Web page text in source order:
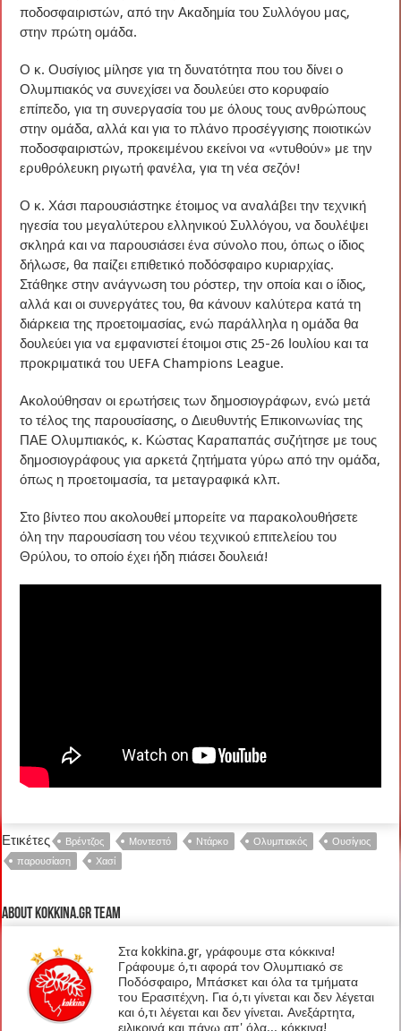
ποδοσφαιριστών, από την Ακαδημία του Συλλόγου μας,
στην πρώτη ομάδα.
Ο κ. Ουσίγιος μίλησε για τη δυνατότητα που του δίνει ο
Ολυμπιακός να συνεχίσει να δουλεύει στο κορυφαίο
επίπεδο, για τη συνεργασία του με όλους τους ανθρώπους
στην ομάδα, αλλά και για το πλάνο προσέγγισης ποιοτικών
ποδοσφαιριστών, προκειμένου εκείνοι να «ντυθούν» με την
ερυθρόλευκη ριγωτή φανέλα, για τη νέα σεζόν!
Ο κ. Χάσι παρουσιάστηκε έτοιμος να αναλάβει την τεχνική
ηγεσία του μεγαλύτερου ελληνικού Συλλόγου, να δουλέψει
σκληρά και να παρουσιάσει ένα σύνολο που, όπως ο ίδιος
δήλωσε, θα παίζει επιθετικό ποδόσφαιρο κυριαρχίας.
Στάθηκε στην ανάγνωση του ρόστερ, την οποία και ο ίδιος,
αλλά και οι συνεργάτες του, θα κάνουν καλύτερα κατά τη
διάρκεια της προετοιμασίας, ενώ παράλληλα η ομάδα θα
δουλεύει για να εμφανιστεί έτοιμοι στις 25-26 Ιουλίου και τα
προκριματικά του UEFA Champions League.
Ακολούθησαν οι ερωτήσεις των δημοσιογράφων, ενώ μετά
το τέλος της παρουσίασης, ο Διευθυντής Επικοινωνίας της
ΠΑΕ Ολυμπιακός, κ. Κώστας Καραπαπάς συζήτησε με τους
δημοσιογράφους για αρκετά ζητήματα γύρω από την ομάδα,
όπως η προετοιμασία, τα μεταγραφικά κλπ.
Στο βίντεο που ακολουθεί μπορείτε να παρακολουθήσετε
όλη την παρουσίαση του νέου τεχνικού επιτελείου του
Θρύλου, το οποίο έχει ήδη πιάσει δουλειά!
Ετικέτες Βρέντζος Μοντεστό Ντάρκο Ολυμπιακός
Ουσίγιος
παρουσίαση
Χασί
About kokkina.gr TEAM
Στα kokkina.gr, γράφουμε στα κόκκινα!
Γράφουμε ό,τι αφορά τον Ολυμπιακό σε
Ποδόσφαιρο, Μπάσκετ και όλα τα τμήματα
του Ερασιτέχνη. Για ό,τι γίνεται και δεν λέγεται
και ό,τι λέγεται και δεν γίνεται. Ανεξάρτητα,
ειλικρινά και πάνω απ' όλα... κόκκινα!